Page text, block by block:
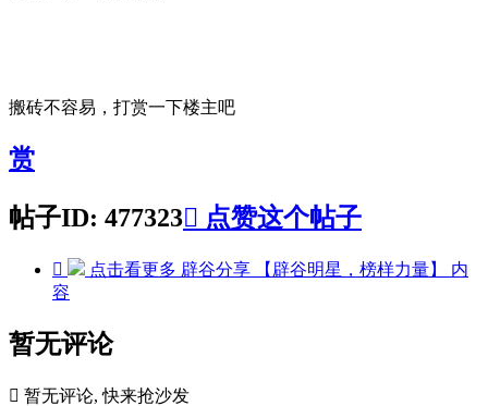
搬砖不容易，打赏一下楼主吧
赏
帖子ID: 477323 点赞这个帖子
 点击看更多 辟谷分享 【辟谷明星，榜样力量】
内
容
暂无评论
 暂无评论, 快来抢沙发